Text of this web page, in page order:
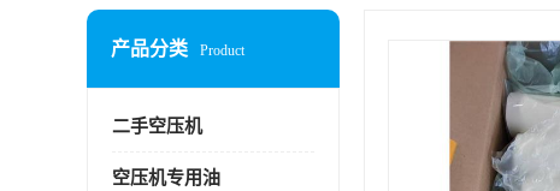
产品分类 Product
二手空压机
空压机专用油